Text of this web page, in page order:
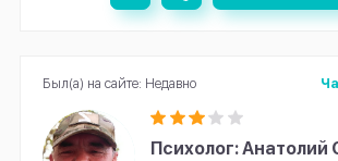
Психолог: Анатолий
Был(а) на сайте: Недавно